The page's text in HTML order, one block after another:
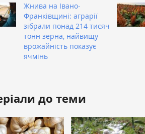
Жнива на Івано-
Франківщині: аграрії
зібрали понад 214 тисяч
тонн зерна, найвищу
врожайність показує
ячмінь
до теми